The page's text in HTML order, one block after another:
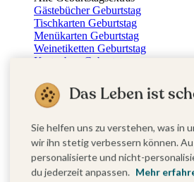
Gästebücher Geburtstag
Tischkarten Geburtstag
Menükarten Geburtstag
Weinetiketten Geburtstag
Kartenbox Geburtstag
Dankeskarten Geburtstag
Fotobuch Geburtstag
Eventplattform
Einladungskarten Kindergeburtstag
Kindergeburtstag Jungen
Kindergeburtstag Mädchen
Kindergeburtstag Unisex
Einladungskarten 1. Geburtstag
Das Leben ist
Sie helfen uns zu verstehen, was in
wir ihn stetig verbessern können.
personalisierte und nicht-
du jederzeit anpassen. Mehr